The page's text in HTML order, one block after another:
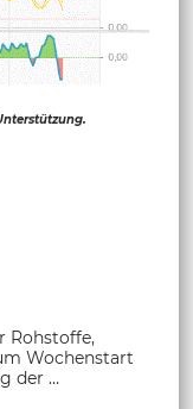
Rohstoffe,
Wochenstart
der …